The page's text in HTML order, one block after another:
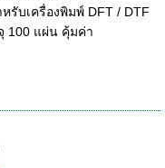
รับเครื่องพิมพ์ DFT / DTF
100 แผ่น คุ้มค่า